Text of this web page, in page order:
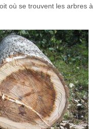
où se trouvent les arbres à